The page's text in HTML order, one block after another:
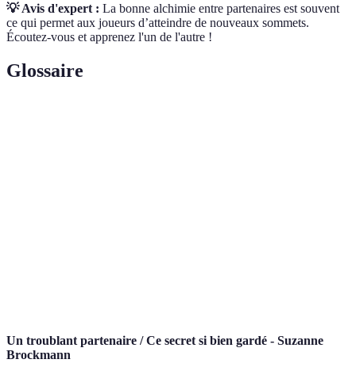
💡 Avis d'expert : La bonne alchimie entre partenaires est souvent
ce qui permet aux joueurs d’atteindre de nouveaux sommets.
Écoutez-vous et apprenez l'un de l'autre !
Glossaire
Un troublant partenaire / Ce secret si bien gardé - Suzanne
Brockmann